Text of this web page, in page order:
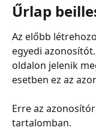
Űrlap
Az előbb
egyedi
oldalon jelenik
esetben ez az
Erre az
tartalomban.